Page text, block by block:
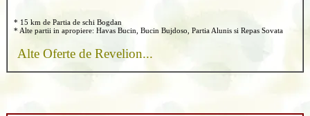
* 15 km de Partia de schi Bogdan
* Alte partii in apropiere: Havas Bucin, Bucin Bujdoso, Partia Alunis si Repas Sovata
Alte Oferte de Revelion...